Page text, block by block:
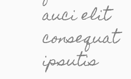
auci elit
consequat
ipsutis